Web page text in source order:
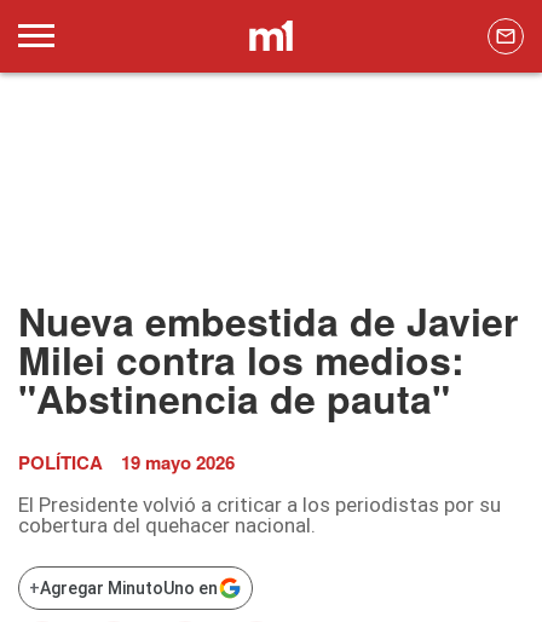
Nueva embestida de Javier
Milei contra los medios:
"Abstinencia de pauta"
POLÍTICA 19 mayo 2026
El Presidente volvió a criticar a los periodistas por su
cobertura del quehacer nacional.
+Agregar MinutoUno en